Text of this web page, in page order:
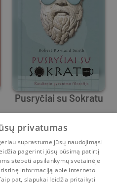
Pusryčiai su Sokratu
Robert Rowland Smith
2 19
privatumas
suprastume jūsų naudojimąsi
pagerinti jūsų būsimą patirtį
stebėti apsilankymų svetainėje
informaciją apie interneto
pat, slapukai leidžia pritaikyti